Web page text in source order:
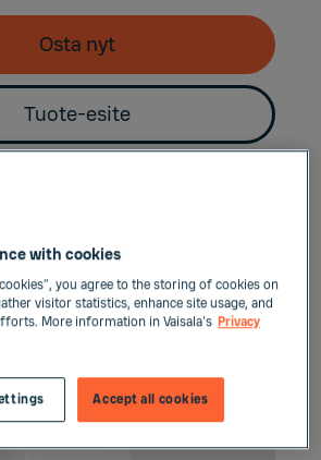
Osta nyt
Tuote-esite
with cookies
you agree to the storing of cookies on
visitor statistics, enhance site usage, and
More information in Vaisala's Privacy
Accept all cookies